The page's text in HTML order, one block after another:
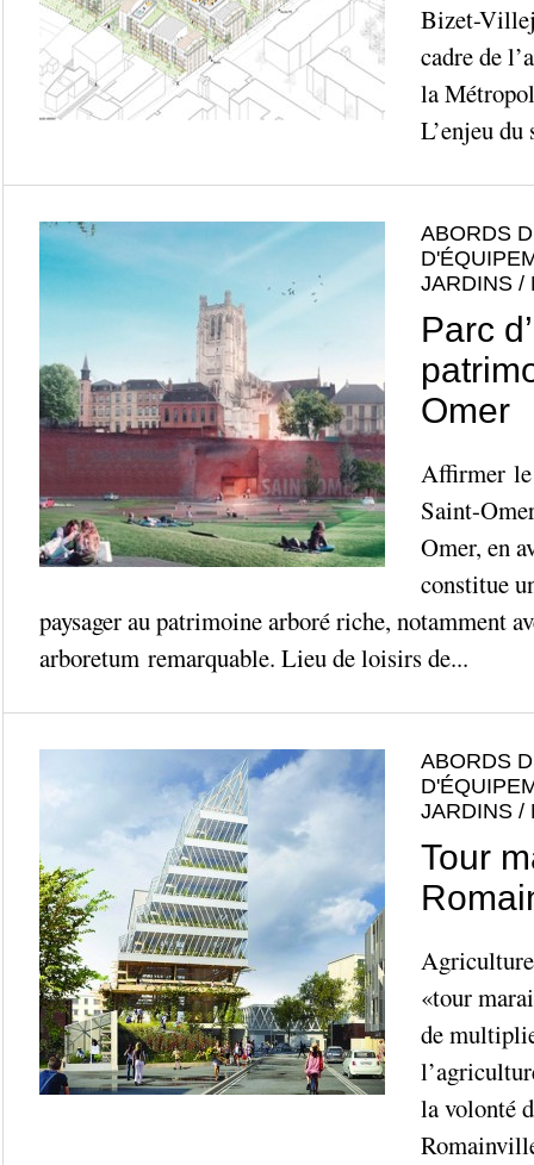
Bizet-
cadre de
la
L’enjeu du
ABORDS
JARDINS /
Parc
Omer
Affirmer le
Saint-
Omer, en
constitue
paysager au patrimoine arboré riche, notamment
arboretum remarquable. Lieu de loisirs de...
ABORDS
JARDINS /
Tour
«tour
de
la volonté